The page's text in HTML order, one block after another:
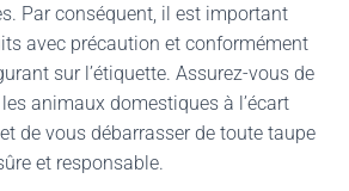
Par conséquent, il est important
avec précaution et conformément
sur l’étiquette. Assurez-vous de
animaux domestiques à l’écart
de vous débarrasser de toute taupe
et responsable.